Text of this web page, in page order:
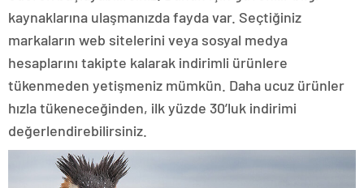
kaynaklarına ulaşmanızda fayda var. Seçtiğiniz
markaların web sitelerini veya sosyal medya
hesaplarını takipte kalarak indirimli ürünlere
tükenmeden yetişmeniz mümkün. Daha ucuz ürünler
hızla tükeneceğinden, ilk yüzde 30’luk indirimi
değerlendirebilirsiniz.